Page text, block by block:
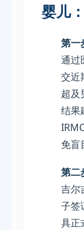
婴儿
第一
通过
交近
超及
结果
免盲
第二
吉尔
子签
具正